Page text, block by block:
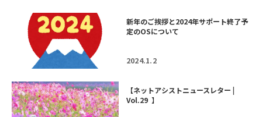
新年のご挨拶と2024年サポート終了予
定のOSについて
2024.1.2
【ネットアシストニュースレター |
Vol.29 】